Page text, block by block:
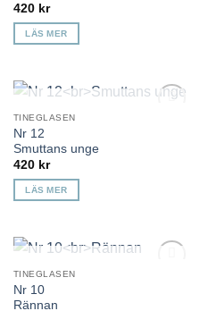
420 kr
LÄS MER
TINEGLASEN
Nr 12
Smuttans unge
420 kr
LÄS MER
TINEGLASEN
Nr 10
Rännan